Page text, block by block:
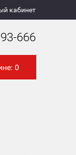
кабинет
666
0